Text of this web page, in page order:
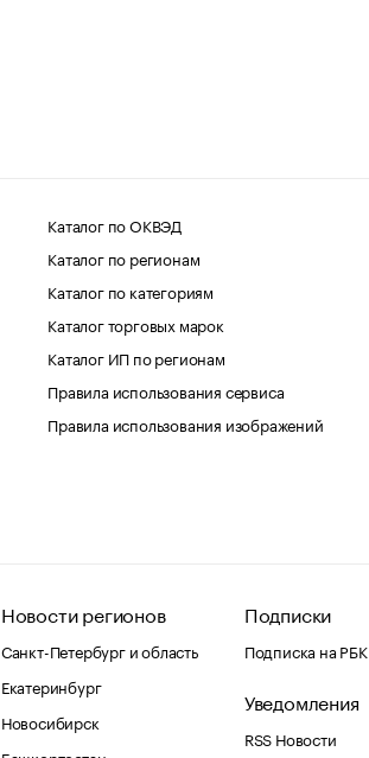
Каталог по ОКВЭД
Каталог по регионам
Каталог по категориям
Каталог торговых марок
Каталог ИП по регионам
Правила использования сервиса
Правила использования изображений
Новости регионов
Санкт-Петербург и область
Екатеринбург
Новосибирск
Подписки
Подписка на РБК
Уведомления
RSS Новости